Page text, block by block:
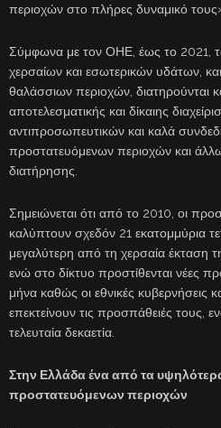
περιοχών στο πλήρες δυναμικό
Σύμφωνα με τον ΟΗΕ, έως το 2021,
χερσαίων και εσωτερικών υδάτων,
θαλάσσιων περιοχών, διατηρούνται
αποτελεσματικής και δίκαιης
αντιπροσωπευτικών και καλά
προστατευόμενων περιοχών και
διατήρησης.
Σημειώνεται ότι από το 2010, οι
καλύπτουν σχεδόν 21 εκατομμύρια
μεγαλύτερη από τη χερσαία έκταση
ενώ στο δίκτυο προστίθενται νέες
μήνα καθώς οι εθνικές κυβερνήσεις
επεκτείνουν τις προσπάθειές τους,
τελευταία δεκαετία.
Στην Ελλάδα ένα από τα
προστατευόμενων περιοχών